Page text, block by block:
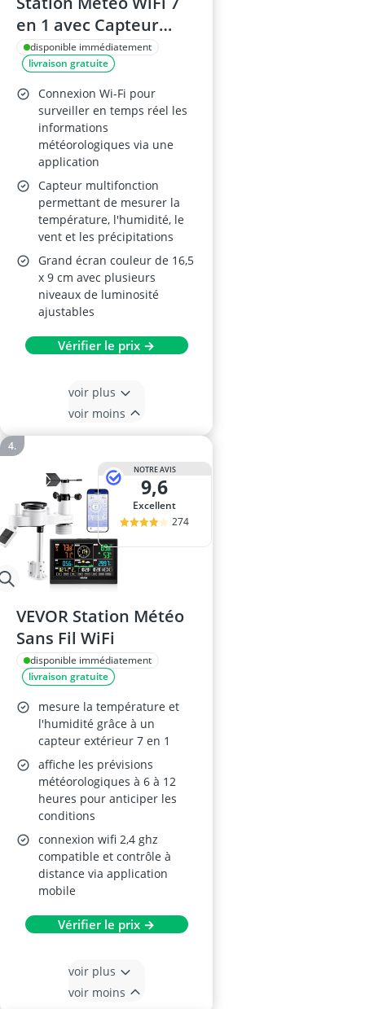
en 1 avec Capteur
Extérieur
disponible immédiatement
livraison gratuite
Connexion Wi-Fi pour
surveiller en temps réel les
informations
météorologiques via une
application
Capteur multifonction
permettant de mesurer la
température, l'humidité, le
vent et les précipitations
Grand écran couleur de 16,5
x 9 cm avec plusieurs
niveaux de luminosité
ajustables
Vérifier le prix →
voir plus
voir moins
NOTRE AVIS
9,6
Excellent
274
VEVOR Station Météo
Sans Fil WiFi
disponible immédiatement
livraison gratuite
mesure la température et
l'humidité grâce à un
capteur extérieur 7 en 1
affiche les prévisions
météorologiques à 6 à 12
heures pour anticiper les
conditions
connexion wifi 2,4 ghz
compatible et contrôle à
distance via application
mobile
Vérifier le prix →
voir plus
voir moins